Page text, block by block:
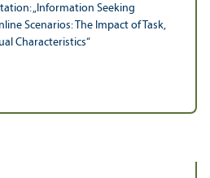
„Information Seeking
Scenarios: The Impact of Task,
Characteristics“